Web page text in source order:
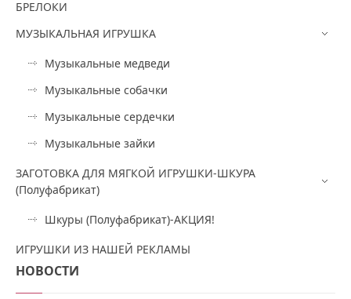
БРЕЛОКИ
МУЗЫКАЛЬНАЯ ИГРУШКА
Музыкальные медведи
Музыкальные собачки
Музыкальные сердечки
Музыкальные зайки
ЗАГОТОВКА ДЛЯ МЯГКОЙ ИГРУШКИ-ШКУРА
(Полуфабрикат)
Шкуры (Полуфабрикат)-АКЦИЯ!
ИГРУШКИ ИЗ НАШЕЙ РЕКЛАМЫ
НОВОСТИ